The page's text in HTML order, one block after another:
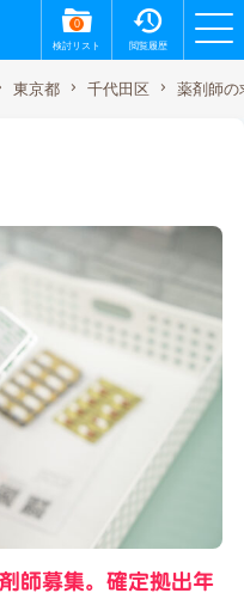
0
検討リスト 閲覧履歴
東京都 千代田区 薬剤師の
師募集。確定拠出年